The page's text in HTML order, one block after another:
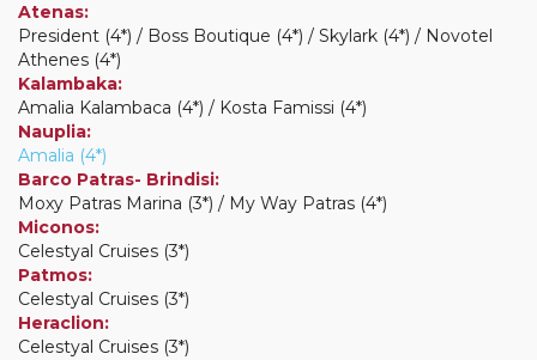
Atenas:
President (4*) / Boss Boutique (4*) / Skylark (4*) / Novotel
Athenes (4*)
Kalambaka:
Amalia Kalambaca (4*) / Kosta Famissi (4*)
Nauplia:
Amalia (4*)
Barco Patras- Brindisi:
Moxy Patras Marina (3*) / My Way Patras (4*)
Miconos:
Celestyal Cruises (3*)
Patmos:
Celestyal Cruises (3*)
Heraclion:
Celestyal Cruises (3*)